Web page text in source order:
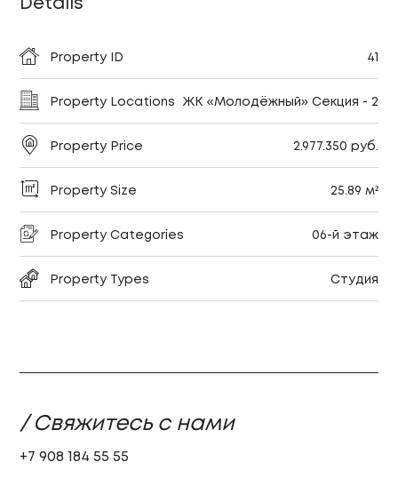
Details
Property ID 41
Property Locations ЖК «Молодёжный» Секция - 2
Property Price 2.977.350 руб.
Property Size 25.89 м²
Property Categories 06-й этаж
Property Types Студия
/ Свяжитесь с нами
+7 908 184 55 55